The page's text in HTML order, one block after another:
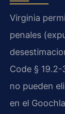
Virginia
penales
Code §
no pueden
en el